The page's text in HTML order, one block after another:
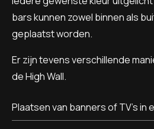
bars kunnen zowel binnen als
geplaatst worden.
Er zijn tevens verschillende
de High Wall.
Plaatsen van banners of TV’s in